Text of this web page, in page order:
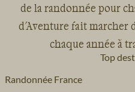
de la randonnée pour
d'Aventure fait marcher
chaque année à
Top
Randonnée France